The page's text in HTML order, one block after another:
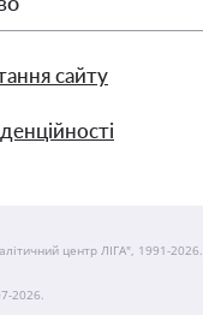
сайту
центр ЛІГА", 1991-2026.
2026.